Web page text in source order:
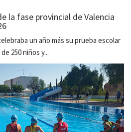
la fase provincial de Valencia
un año más su prueba escolar
250 niños y...